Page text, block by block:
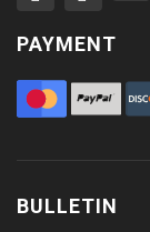
PAYMENT
BULLETIN